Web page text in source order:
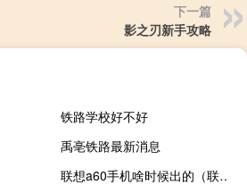
下一篇
影之刃新手攻略
铁路学校好不好
禹亳铁路最新消息
联想a60手机啥时候出的（联想a60手机怎么样）